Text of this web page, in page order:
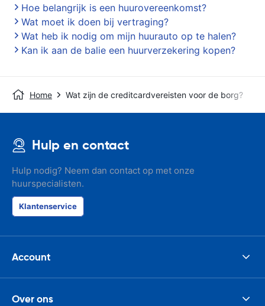
Hoe belangrijk is een huurovereenkomst?
Wat moet ik doen bij vertraging?
Wat heb ik nodig om mijn huurauto op te halen?
Kan ik aan de balie een huurverzekering kopen?
Home Wat zijn de creditcardvereisten voor de borg?
Hulp en contact
Hulp nodig? Neem dan contact op met onze
huurspecialisten.
Klantenservice
Account
Over ons